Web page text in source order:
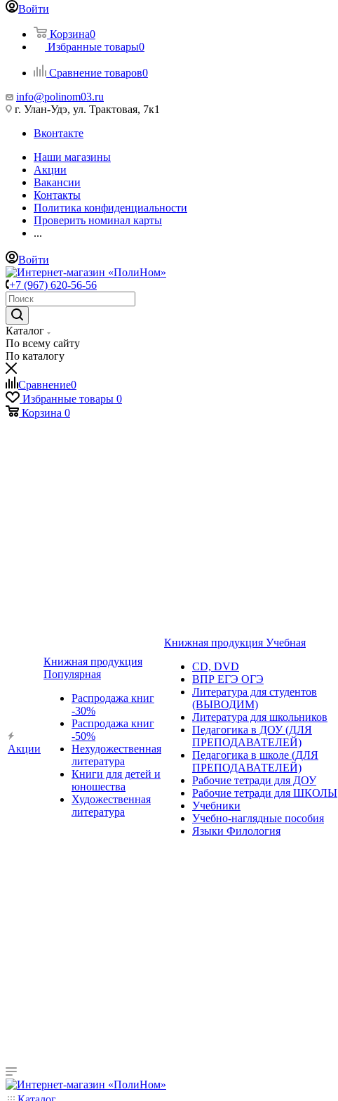
Войти
Корзина0
Избранные товары0
Сравнение товаров0
info@polinom03.ru
г. Улан-Удэ, ул. Трактовая, 7к1
Вконтакте
Наши магазины
Акции
Вакансии
Контакты
Политика конфиденциальности
Проверить номинал карты
...
Войти
+7 (967) 620-56-56
Каталог
По всему сайту
По каталогу
Сравнение0
Избранные товары 0
Корзина 0
Акции
Книжная продукция
Популярная
Распродажа книг
-30%
Распродажа книг
-50%
Нехудожественная
литература
Книги для детей и
юношества
Художественная
литература
Книжная продукция Учебная
CD, DVD
ВПР ЕГЭ ОГЭ
Литература для студентов
(ВЫВОДИМ)
Литература для школьников
Педагогика в ДОУ (ДЛЯ
ПРЕПОДАВАТЕЛЕЙ)
Педагогика в школе (ДЛЯ
ПРЕПОДАВАТЕЛЕЙ)
Рабочие тетради для ДОУ
Рабочие тетради для ШКОЛЫ
Учебники
Учебно-наглядные пособия
Языки Филология